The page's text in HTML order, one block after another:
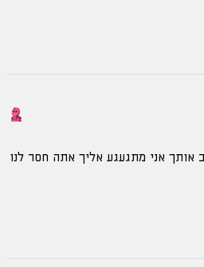
אותך אני מתגעגע אליך אתה חסר לנו